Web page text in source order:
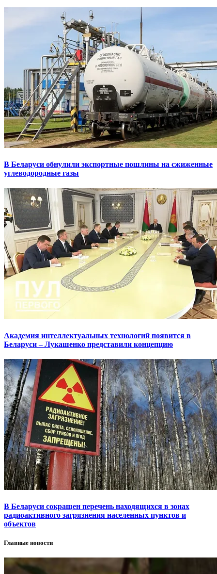
В Беларуси обнулили экспортные пошлины на сжиженные
углеводородные газы
Академия интеллектуальных технологий появится в
Беларуси – Лукашенко представили концепцию
В Беларуси сокращен перечень находящихся в зонах
радиоактивного загрязнения населенных пунктов и
объектов
Главные новости